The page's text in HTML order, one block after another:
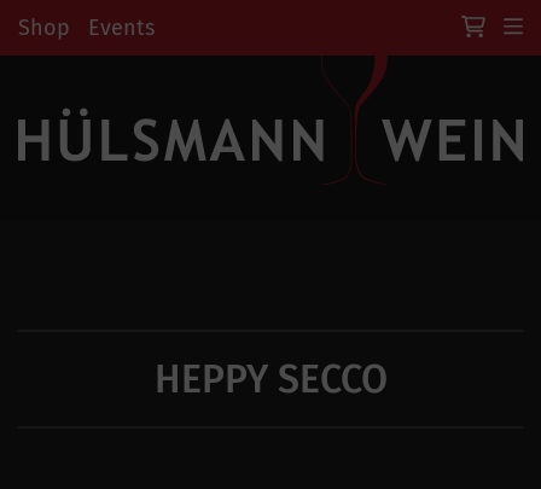
Shop Events
HEPPY SECCO